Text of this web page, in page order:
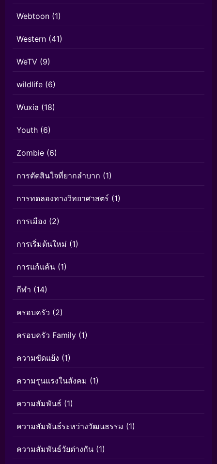
Webtoon (1)
Western (41)
WeTV (9)
wildlife (6)
Wuxia (18)
Youth (6)
Zombie (6)
การตัดสินใจที่ยากลำบาก (1)
การทดลองทางวิทยาศาสตร์ (1)
การเมือง (2)
การเริ่มต้นใหม่ (1)
การแก้แค้น (1)
กีฬา (14)
ครอบครัว (2)
ครอบครัว Family (1)
ความขัดแย้ง (1)
ความรุนแรงในสังคม (1)
ความสัมพันธ์ (1)
ความสัมพันธ์ระหว่างวัฒนธรรม (1)
ความสัมพันธ์วัยต่างกัน (1)